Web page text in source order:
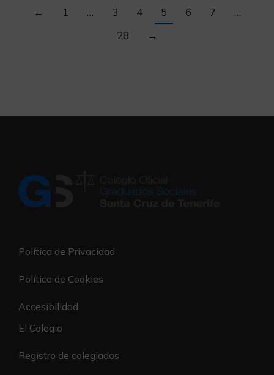
← 1 … 3 4 5 6 7
…
28
→
Política de Privacidad
Política de Cookies
Accesibilidad
El Colegio
Registro de colegiados